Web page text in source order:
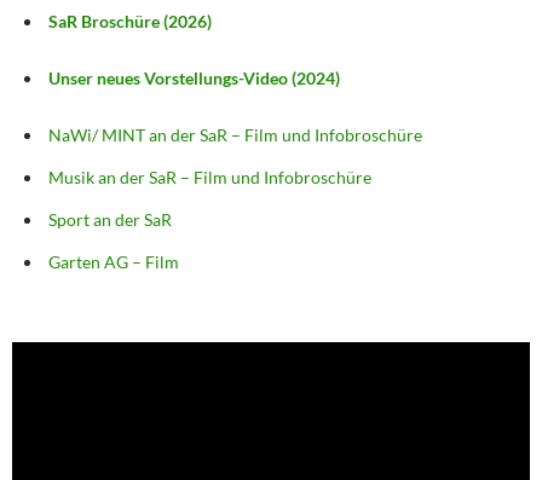
SaR Broschüre (2026)
Unser neues Vorstellungs-Video (2024)
NaWi/ MINT an der SaR – Film und Infobroschüre
Musik an der SaR – Film und Infobroschüre
Sport an der SaR
Garten AG – Film